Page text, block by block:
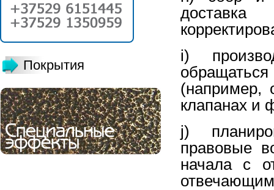
Покрытия
i)
(например,
клапанах и
j)
правовые
начала с